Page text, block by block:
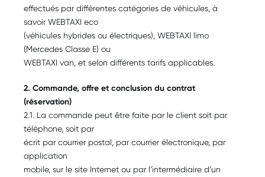
effectués par différentes catégories de véhicules, à
savoir WEBTAXI eco
(véhicules hybrides ou électriques), WEBTAXI limo
(Mercedes Classe E) ou
WEBTAXI van, et selon différents tarifs applicables.
2. Commande, offre et conclusion du contrat
(réservation)
2.1. La commande peut être faite par le client soit par
téléphone, soit par
écrit par courrier postal, par courrier électronique, par
application
mobile, sur le site Internet ou par l’intermédiaire d’un